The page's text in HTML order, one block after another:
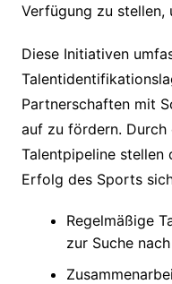
Verfügung zu stellen,
Diese Initiativen
Partnerschaften mit
auf zu fördern. Durch
Talentpipeline stellen
Erfolg des Sports
Regelmäßige
zur Suche